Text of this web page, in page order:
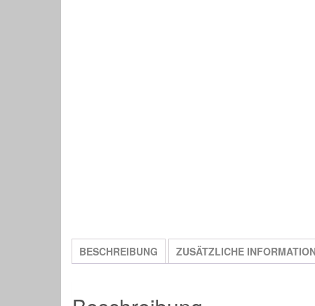
BESCHREIBUNG ZUSÄTZLICHE